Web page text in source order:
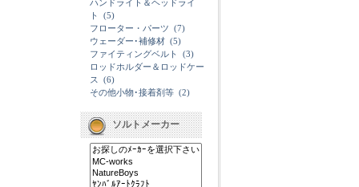
ハンドライト＆ヘッドライ
ト
(5)
フローター・パーツ (7)
ウェーダー･補修材 (5)
ファイティングベルト
(3)
ロッドホルダー＆ロッドケー
ス
(6)
その他小物･接着剤等 (2)
ソルトメーカー